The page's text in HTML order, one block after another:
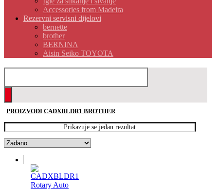
Accessories from Madeira
Rezervni servisni dijelovi
bernette
brother
BERNINA
Aisin Seiko TOYOTA
PROIZVODI CADXBLDR1 BROTHER
Prikazuje se jedan rezultat